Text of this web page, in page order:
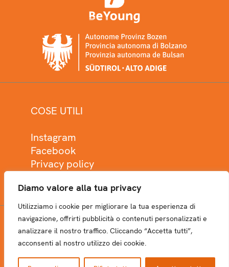
Diamo valore alla tua privacy
Utilizziamo i cookie per migliorare la tua esperienza di
navigazione, offrirti pubblicità o contenuti personalizzati e
analizzare il nostro traffico. Cliccando “Accetta tutti”,
acconsenti al nostro utilizzo dei cookie.
COSE UTILI
Instagram
Facebook
Privacy policy
NEWSLETTER